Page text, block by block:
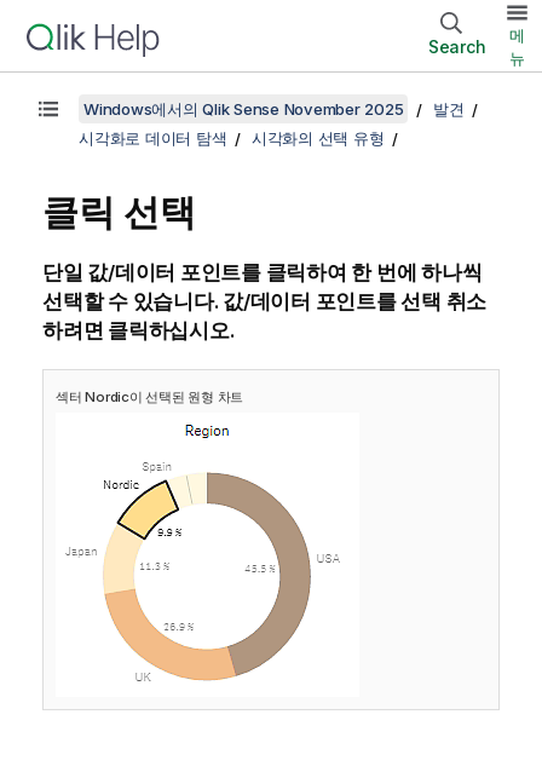
Search
메
뉴
Windows에서의 Qlik Sense November 2025
발견
시각화로 데이터 탐색
시각화의 선택 유형
클릭 선택
단일 값/데이터 포인트를 클릭하여 한 번에 하나씩
선택할 수 있습니다. 값/데이터 포인트를 선택 취소
하려면 클릭하십시오.
섹터Nordic이 선택된 원형 차트